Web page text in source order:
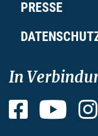
PRESSE
In
Facebook YouTube